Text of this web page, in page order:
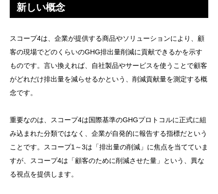
新しい概念
スコープ4は、企業が提供する商品やソリューションにより、顧
客の現場でどのくらいのGHG排出量削減に貢献できるかを示す
ものです。言い換えれば、自社製品やサービスを使うことで顧客
がどれだけ排出量を減らせるかという、削減貢献量を測定する概
念です。
重要なのは、スコープ4は国際基準のGHGプロトコルに正式に組
み込まれた分類ではなく、企業が自発的に報告する指標だという
ことです。スコープ1～3は「排出量の削減」に焦点を当てていま
すが、スコープ4は「顧客のために削減させた量」という、異な
る視点を提供します。